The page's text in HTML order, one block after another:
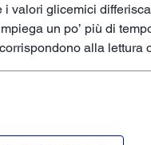
valori glicemici
un po’ più di
alla lettura